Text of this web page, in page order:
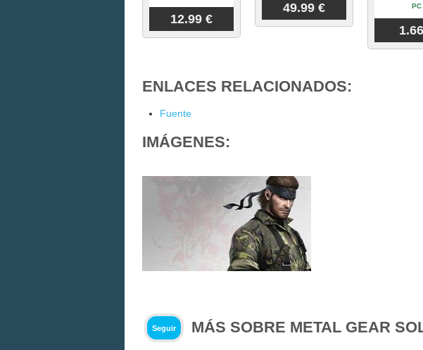
12.99 €
49.99 €
PC
ENLACES RELACIONADOS:
Fuente
IMÁGENES:
Seguir MÁS SOBRE METAL GEAR